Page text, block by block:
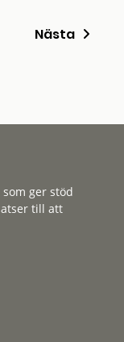
Nästa
ger stöd
till att